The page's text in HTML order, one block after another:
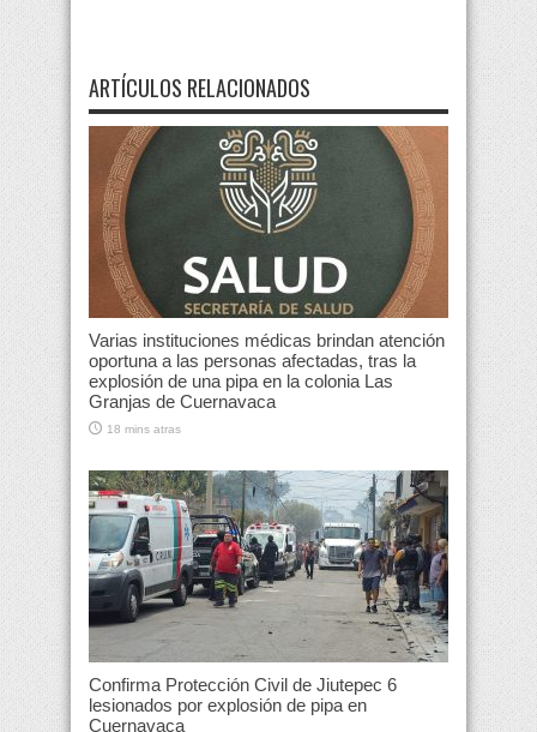
ARTÍCULOS RELACIONADOS
Varias instituciones médicas brindan atención
oportuna a las personas afectadas, tras la
explosión de una pipa en la colonia Las
Granjas de Cuernavaca
18 mins atras
Confirma Protección Civil de Jiutepec 6
lesionados por explosión de pipa en
Cuernavaca